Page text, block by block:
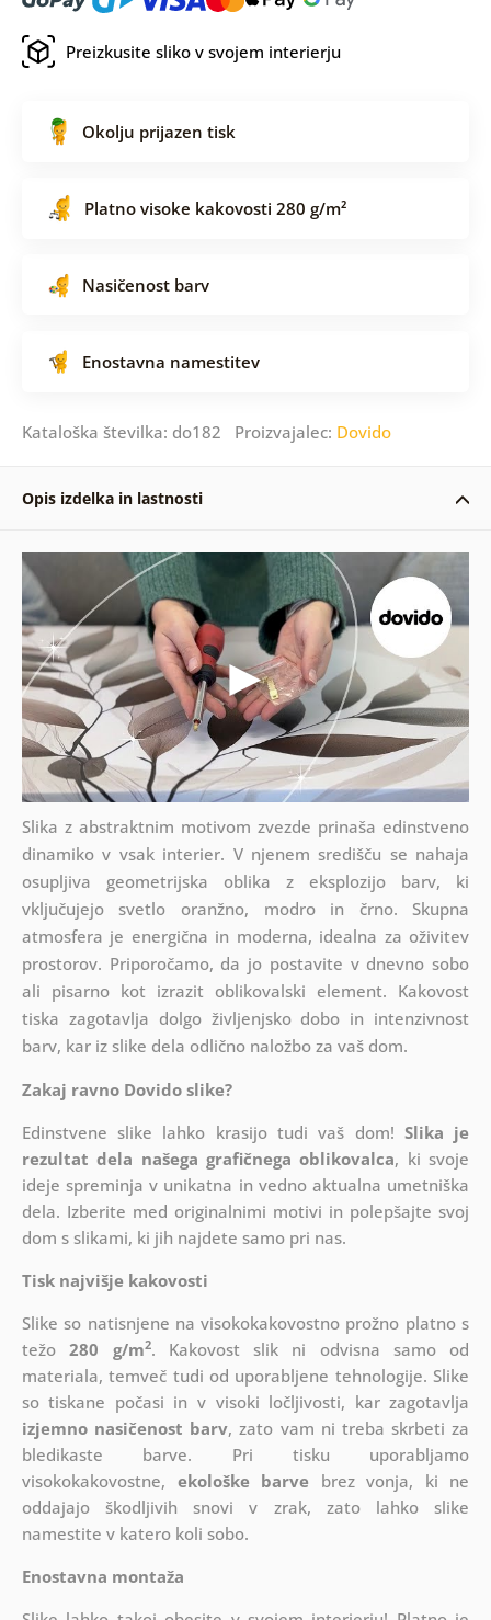
Preizkusite sliko v svojem interierju
Okolju prijazen tisk
Platno visoke kakovosti 280 g/m²
Nasičenost barv
Enostavna namestitev
Kataloška številka: do182 Proizvajalec: Dovido
Opis izdelka in lastnosti
Slika z abstraktnim motivom zvezde prinaša edinstveno
dinamiko v vsak interier. V njenem središču se nahaja
osupljiva geometrijska oblika z eksplozijo barv, ki
vključujejo svetlo oranžno, modro in črno. Skupna
atmosfera je energična in moderna, idealna za oživitev
prostorov. Priporočamo, da jo postavite v dnevno sobo
ali pisarno kot izrazit oblikovalski element. Kakovost
tiska zagotavlja dolgo življenjsko dobo in intenzivnost
barv, kar iz slike dela odlično naložbo za vaš dom.
Zakaj ravno Dovido slike?
Edinstvene slike lahko krasijo tudi vaš dom! Slika je
rezultat dela našega grafičnega oblikovalca, ki svoje
ideje spreminja v unikatna in vedno aktualna umetniška
dela. Izberite med originalnimi motivi in polepšajte svoj
dom s slikami, ki jih najdete samo pri nas.
Tisk najvišje kakovosti
Slike so natisnjene na visokokakovostno prožno platno s
težo280 g/m2. Kakovost slik ni odvisna samo od
materiala, temveč tudi od uporabljene tehnologije. Slike
so tiskane počasi in v visoki ločljivosti, kar zagotavlja
izjemno nasičenost barv, zato vam ni treba skrbeti za
bledikaste barve. Pri tisku uporabljamo
visokokakovostne, ekološke barve brez vonja, ki ne
oddajajo škodljivih snovi v zrak, zato lahko slike
namestite v katero koli sobo.
Enostavna montaža